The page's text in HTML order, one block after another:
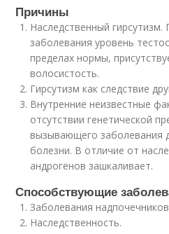
Причины
Наследственный
заболевания уровень
пределах нормы,
волосистость.
Гирсутизм как следствие
Внутренние неизвестные
отсутствии генетической
вызывающего заболевания
болезни. В отличие от
андрогенов зашкаливает.
Способствующие
Заболевания
Наследственность.